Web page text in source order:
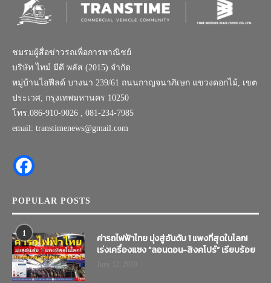
ชมรมผู้สื่อข่าวรถเพื่อการพาณิชย์
บริษัท ไทม์ มีดี พลัส (2015) จำกัด
หมู่บ้านไอฟีลด์ บางนา 239/61 ถนนกาญจนาภิเษก แขวงดอกไม้, เขต
ประเวศ, กรุงเทพมหานคร 10250
โทร.086-910-9026 , 081-234-7985
email: transtimenews@gmail.com
POPULAR POSTS
1
ค่ารถไฟฟ้าไทย มุ่งสู่อันดับ 1 แพงที่สุดในโลก!
เร่งเครื่องแซง “ลอนดอน-สิงคโปร์” เรียบร้อย